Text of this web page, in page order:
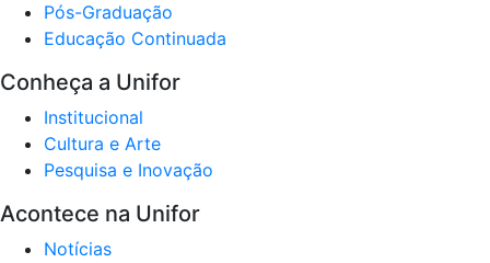
Pós-Graduação
Educação Continuada
Conheça a Unifor
Institucional
Cultura e Arte
Pesquisa e Inovação
Acontece na Unifor
Notícias